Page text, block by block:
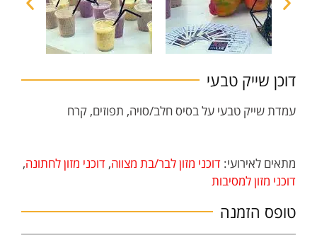
דוכן שייק טבעי
עמדת שייק טבעי על בסיס חלב/סויה, תפוזים, קרח
מתאים לאירועי: דוכני מזון לבר/בת מצווה, דוכני מזון לחתונה,
דוכני מזון למסיבות
טופס הזמנה